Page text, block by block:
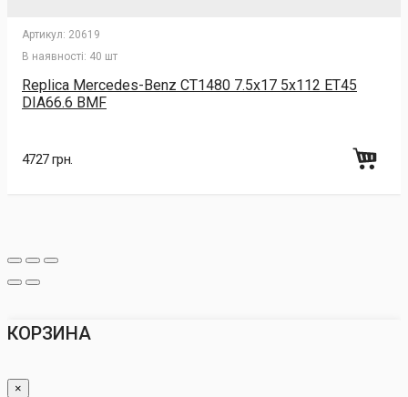
Артикул: 20619
В наявності: 40 шт
Replica Mercedes-Benz CT1480 7.5x17 5x112 ET45
DIA66.6 BMF
4727 грн.
КОРЗИНА
×